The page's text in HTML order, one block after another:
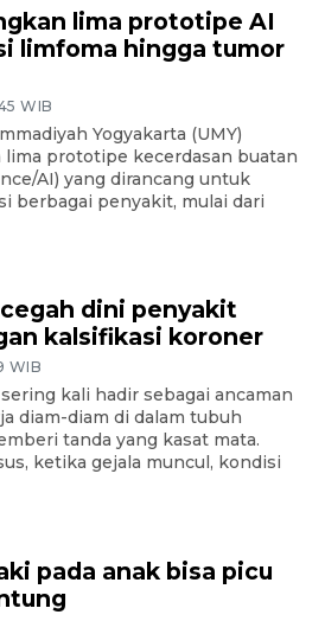
lima prototipe AI
limfoma hingga tumor
WIB
Yogyakarta (UMY)
prototipe kecerdasan buatan
AI) yang dirancang untuk
berbagai penyakit, mulai dari
dini penyakit
kalsifikasi koroner
WIB
kali hadir sebagai ancaman
diam-diam di dalam tubuh
tanda yang kasat mata.
ketika gejala muncul, kondisi
pada anak bisa picu